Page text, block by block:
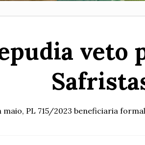
veto
maio, PL 715/2023 beneficiaria